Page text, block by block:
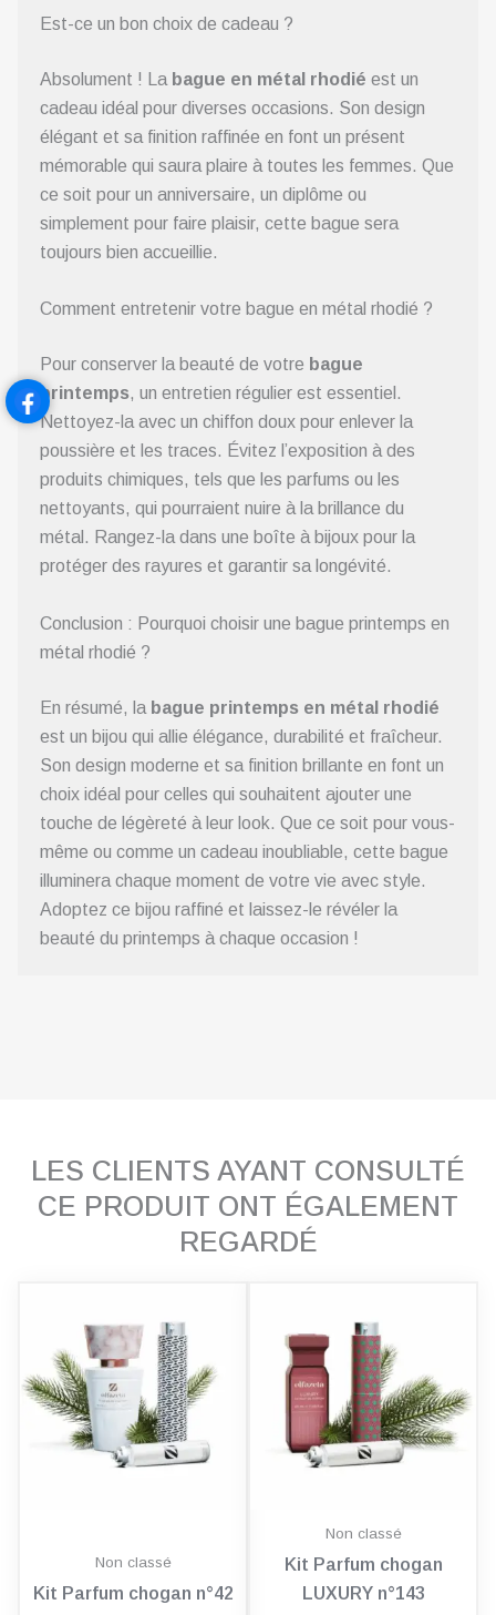
Est-ce un bon choix de cadeau ?
Absolument ! La bague en métal rhodié est un
cadeau idéal pour diverses occasions. Son design
élégant et sa finition raffinée en font un présent
mémorable qui saura plaire à toutes les femmes. Que
ce soit pour un anniversaire, un diplôme ou
simplement pour faire plaisir, cette bague sera
toujours bien accueillie.
Comment entretenir votre bague en métal rhodié ?
Pour conserver la beauté de votre bague
printemps, un entretien régulier est essentiel.
Nettoyez-la avec un chiffon doux pour enlever la
poussière et les traces. Évitez l’exposition à des
produits chimiques, tels que les parfums ou les
nettoyants, qui pourraient nuire à la brillance du
métal. Rangez-la dans une boîte à bijoux pour la
protéger des rayures et garantir sa longévité.
Conclusion : Pourquoi choisir une bague printemps en
métal rhodié ?
En résumé, la bague printemps en métal rhodié
est un bijou qui allie élégance, durabilité et fraîcheur.
Son design moderne et sa finition brillante en font un
choix idéal pour celles qui souhaitent ajouter une
touche de légèreté à leur look. Que ce soit pour vous-
même ou comme un cadeau inoubliable, cette bague
illuminera chaque moment de votre vie avec style.
Adoptez ce bijou raffiné et laissez-le révéler la
beauté du printemps à chaque occasion !
LES CLIENTS AYANT CONSULTÉ
CE PRODUIT ONT ÉGALEMENT
REGARDÉ
Non classé
Kit Parfum chogan n°42
Non classé
Kit Parfum chogan
LUXURY n°143